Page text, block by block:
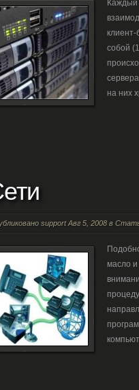
Каждый
собой
на них
supportАвг 5, 2008 в
масло